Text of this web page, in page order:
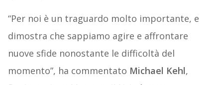
“Per noi è un traguardo molto importante, e
dimostra che sappiamo agire e affrontare
nuove sfide nonostante le difficoltà del
momento”, ha commentato Michael Kehl,